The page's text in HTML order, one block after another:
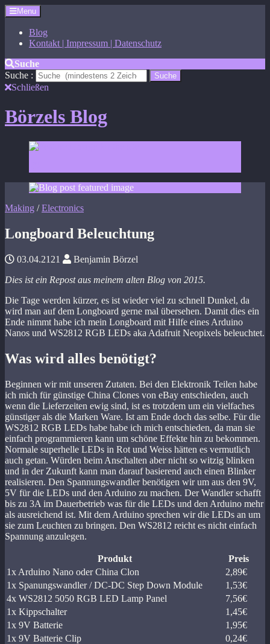
Menu
Blog
Kontakt | Impressum | Datenschutz
Suche
Suche :
Schließen
Börzels Blog
Making /Electronics
Longboard Beleuchtung
03.04.2121
Benjamin Börzel
Dies ist ein Repost aus meinem alten Blog von 2015.
Die Tage werden kürzer, es ist wieder viel zu schnell Dunkel, da
wird man auf dem Longboard gerne mal übersehen. Damit dies ein
Ende nimmt habe ich mein Longboard mit Hilfe eines Arduino
Nanos und WS2812 RGB LEDs aka Adafruit Neopixels beleuchtet.
Was wird alles benötigt?
Beginnen wir mit unseren Zutaten. Bei den Elektronik Teilen habe
ich mich für günstige China Clones von eBay entschieden, auch
wenn die Lieferzeiten ewig sind, ist es trotzdem um ein vielfaches
günstiger als die Marken Ware. Ist am Ende doch das selbe. Für die
WS2812 RGB LEDs habe habe ich mich entschieden, da man sie
einfach programmieren kann um schöne Effekte hin zu bekommen.
Normale superhelle LEDs in Rot und Weiss hätten es vermutlich
auch getan. Würden beim Anschalten aber nicht so witzig blinken
und in der Zukunft kann man darauf basierend auch einen Blinker
realisieren. Den Spannungswandler benötigen wir um aus den 9V,
5V für die LEDs und den Arduino zu machen. Der Wandler schafft
bis zu 3A im Dauerbetrieb was für die LEDs und den Arduino mehr
als ausreichend ist. Mit dem Arduino sprechen wir die LEDs an um
sie zum Leuchten zu bringen. Den WS2812 reicht es nicht einfach
Spannung anzulegen.
Produkt
Preis
1x Arduino Nano oder China Clon
2,89€
1x Spanungswandler / DC-DC Step Down Module
1,53€
4x WS2812 5050 RGB LED Lamp Panel
7,56€
1x Kippschalter
1,45€
1x 9V Batterie
1,95€
1x 9V Batterie Clip
0,24€